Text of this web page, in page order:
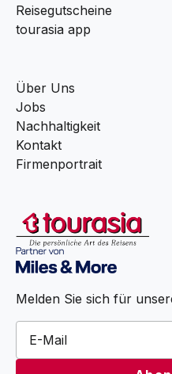
Reisegutscheine
tourasia app
Über Uns
Jobs
Nachhaltigkeit
Kontakt
Firmenportrait
Melden Sie sich für